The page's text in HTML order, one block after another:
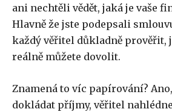
ani nechtěli vědět, jaká je vaše
Hlavně že jste podepsali
každý věřitel důkladně prověřit,
reálně můžete dovolit.
Znamená to víc papírování?
dokládat příjmy, věřitel